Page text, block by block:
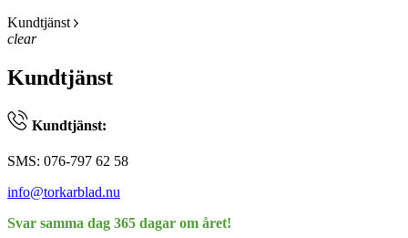
Kundtjänst
clear
Kundtjänst
Kundtjänst:
SMS: 076-797 62 58
info@torkarblad.nu
Svar samma dag 365 dagar om året!